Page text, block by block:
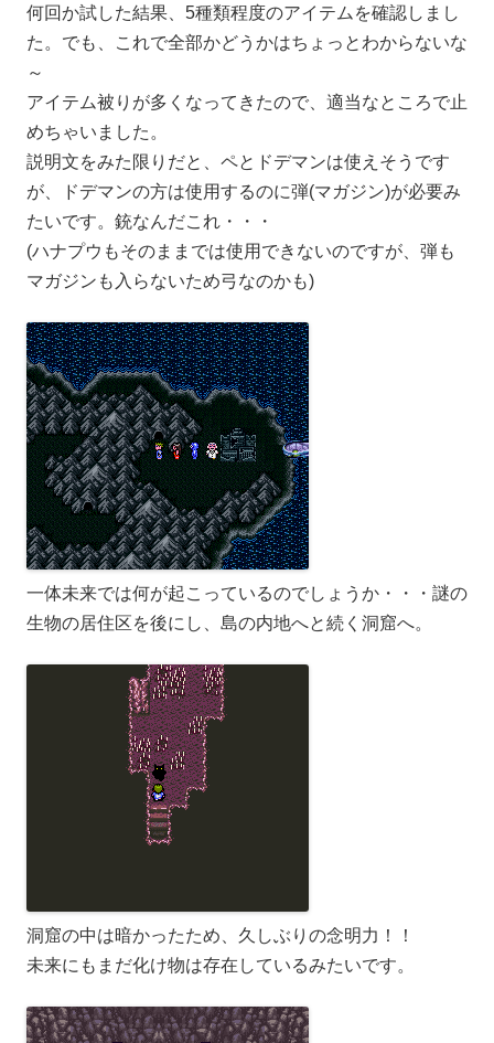
何回か試した結果、5種類程度のアイテムを確認しまし
た。でも、これで全部かどうかはちょっとわからないな
～
アイテム被りが多くなってきたので、適当なところで止
めちゃいました。
説明文をみた限りだと、ペとドデマンは使えそうです
が、ドデマンの方は使用するのに弾(マガジン)が必要み
たいです。銃なんだこれ・・・
(ハナプウもそのままでは使用できないのですが、弾も
マガジンも入らないため弓なのかも)
一体未来では何が起こっているのでしょうか・・・謎の
生物の居住区を後にし、島の内地へと続く洞窟へ。
洞窟の中は暗かったため、久しぶりの念明力！！
未来にもまだ化け物は存在しているみたいです。